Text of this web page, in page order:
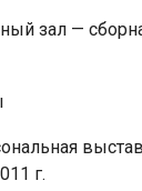
зал —
г.